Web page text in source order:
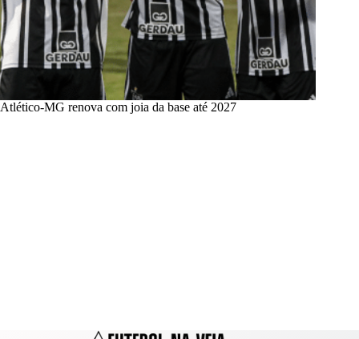
Atlético-MG renova com joia da base até 2027